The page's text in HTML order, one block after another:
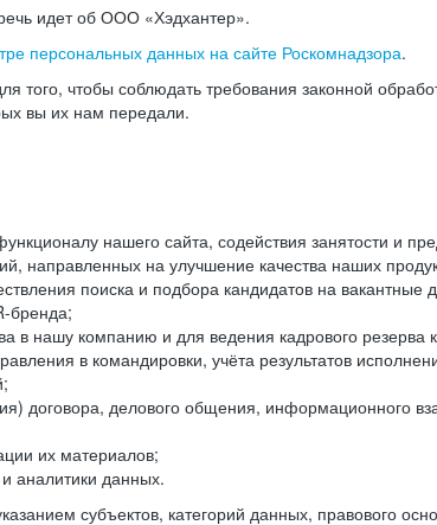
идет об ООО «Хэдхантер».
персональных данных на сайте Роскомнадзора.
чтобы соблюдать требования законной
вы их нам передали.
нашего сайта, содействия занятости и
направленных на улучшение качества наших
поиска и подбора кандидатов на вакантные
бренда;
в нашу компанию и для ведения кадрового резерва
в командировки, учёта результатов
договора, делового общения, информационного
их материалов;
аналитики данных.
субъектов, категорий данных, правового